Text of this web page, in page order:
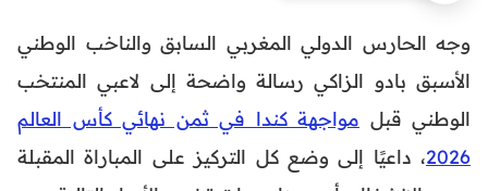
وجه الحارس الدولي المغربي السابق والناخب الوطني
الأسبق بادو الزاكي رسالة واضحة إلى لاعبي المنتخب
الوطني قبل مواجهة كندا في ثمن نهائي كأس العالم
2026، داعيًا إلى وضع كل التركيز على المباراة المقبلة